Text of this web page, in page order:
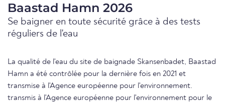
Baastad Hamn 2026
Se baigner en toute sécurité grâce à des tests
réguliers de l'eau
La qualité de l'eau du site de baignade Skansenbadet, Baastad
Hamn a été contrôlée pour la dernière fois en 2021 et
transmise à l'Agence européenne pour l'environnement.
transmis à l'Agence européenne pour l'environnement pour le